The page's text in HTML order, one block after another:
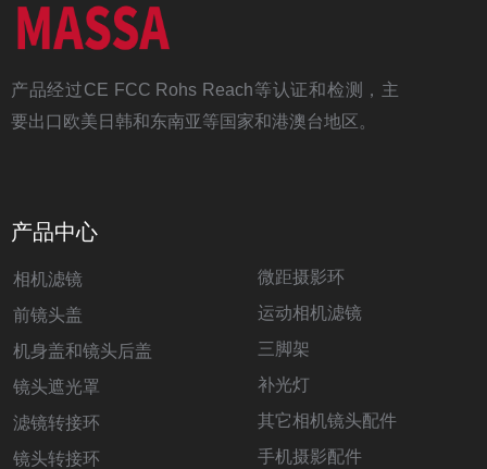
产品经过CE FCC Rohs Reach等认证和检测，主
要出口欧美日韩和东南亚等国家和港澳台地区。
产品中心
相机滤镜
前镜头盖
机身盖和镜头后盖
镜头遮光罩
滤镜转接环
镜头转接环
微距摄影环
运动相机滤镜
三脚架
补光灯
其它相机镜头配件
手机摄影配件